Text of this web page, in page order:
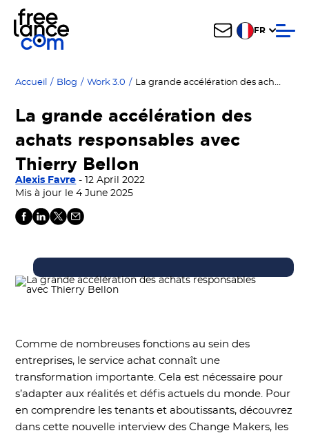
FR
Accueil / Blog / Work 3.0 / La grande accélération des achats responsables avec Thierry Bellon
La grande accélération des
achats responsables avec
Thierry Bellon
Alexis Favre - 12 April 2022
Mis à jour le 4 June 2025
​Comme de nombreuses fonctions au sein des
entreprises, le service achat connaît une
transformation importante. Cela est nécessaire pour
s’adapter aux réalités et défis actuels du monde. Pour
en comprendre les tenants et aboutissants, découvrez
dans cette nouvelle interview des Change Makers, les